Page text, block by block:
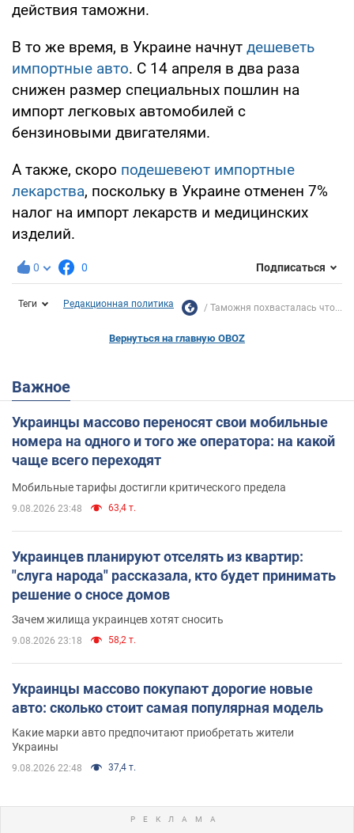
действия таможни.
В то же время, в Украине начнут дешеветь
импортные авто. С 14 апреля в два раза
снижен размер специальных пошлин на
импорт легковых автомобилей с
бензиновыми двигателями.
А также, скоро подешевеют импортные
лекарства, поскольку в Украине отменен 7%
налог на импорт лекарств и медицинских
изделий.
0 0 Подписаться
Теги Редакционная политика Таможня похвасталась что...
Вернуться на главную OBOZ
Важное
Украинцы массово переносят свои мобильные
номера на одного и того же оператора: на какой
чаще всего переходят
Мобильные тарифы достигли критического предела
9.08.2026 23:48 63,4 т.
Украинцев планируют отселять из квартир:
"слуга народа" рассказала, кто будет принимать
решение о сносе домов
Зачем жилища украинцев хотят сносить
9.08.2026 23:18 58,2 т.
Украинцы массово покупают дорогие новые
авто: сколько стоит самая популярная модель
Какие марки авто предпочитают приобретать жители
Украины
9.08.2026 22:48 37,4 т.